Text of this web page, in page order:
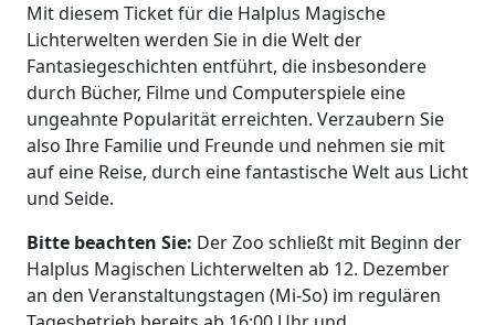
Mit diesem Ticket für die Halplus Magische
Lichterwelten werden Sie in die Welt der
Fantasiegeschichten entführt, die insbesondere
durch Bücher, Filme und Computerspiele eine
ungeahnte Popularität erreichten. Verzaubern Sie
also Ihre Familie und Freunde und nehmen sie mit
auf eine Reise, durch eine fantastische Welt aus Licht
und Seide.
Bitte beachten Sie: Der Zoo schließt mit Beginn der
Halplus Magischen Lichterwelten ab 12. Dezember
an den Veranstaltungstagen (Mi-So) im regulären